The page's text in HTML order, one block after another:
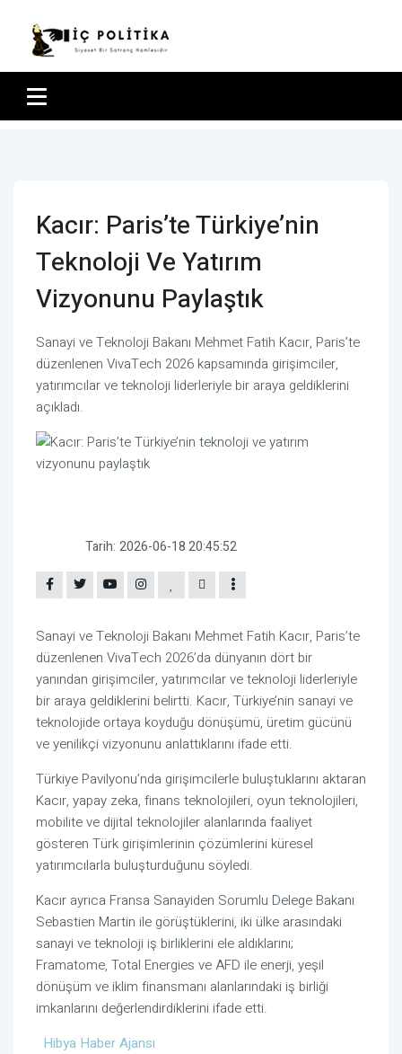
Kacır: Paris’te Türkiye’nin
Teknoloji Ve Yatırım
Vizyonunu Paylaştık
Sanayi ve Teknoloji Bakanı Mehmet Fatih Kacır, Paris’te
düzenlenen VivaTech 2026 kapsamında girişimciler,
yatırımcılar ve teknoloji liderleriyle bir araya geldiklerini
açıkladı.
Tarih: 2026-06-18 20:45:52
Sanayi ve Teknoloji Bakanı Mehmet Fatih Kacır, Paris’te
düzenlenen VivaTech 2026’da dünyanın dört bir
yanından girişimciler, yatırımcılar ve teknoloji liderleriyle
bir araya geldiklerini belirtti. Kacır, Türkiye’nin sanayi ve
teknolojide ortaya koyduğu dönüşümü, üretim gücünü
ve yenilikçi vizyonunu anlattıklarını ifade etti.
Türkiye Pavilyonu’nda girişimcilerle buluştuklarını aktaran
Kacır, yapay zeka, finans teknolojileri, oyun teknolojileri,
mobilite ve dijital teknolojiler alanlarında faaliyet
gösteren Türk girişimlerinin çözümlerini küresel
yatırımcılarla buluşturduğunu söyledi.
Kacır ayrıca Fransa Sanayiden Sorumlu Delege Bakanı
Sebastien Martin ile görüştüklerini, iki ülke arasındaki
sanayi ve teknoloji iş birliklerini ele aldıklarını;
Framatome, Total Energies ve AFD ile enerji, yeşil
dönüşüm ve iklim finansmanı alanlarındaki iş birliği
imkanlarını değerlendirdiklerini ifade etti.
Hibya Haber Ajansı